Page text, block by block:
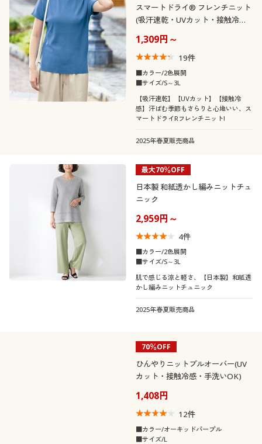
冬 春
解除する
閉じる
スマートドライ® フレンチニット
(吸汗速乾・UVカット・接触冷
1,309円～
19件
■カラー/2色展開
■サイズ/S～3L
【吸汗速乾】【UVカット】【接触冷
感】汗ばむ季節もさらりと心地いい、ス
マートドライRフレンチニット!
2025年春夏販売商品
最大70％OFF
日本製 和紙透かし編みニットチュ
ニック
2,959円～
4件
■カラー/2色展開
■サイズ/S～3L
肌で感じる涼と軽さ、【日本製】和紙透
かし編みニットチュニック
2025年春夏販売商品
70％OFF
ひんやりニットプルオーバー(UV
カット・接触冷感・手洗いOK)
1,408円
12件
■カラー/オーキッドパープル
■サイズ/L